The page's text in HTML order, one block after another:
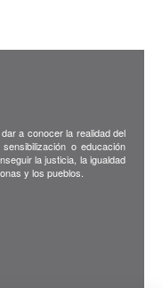
a conocer la realidad del
o educación
la justicia, la igualdad
y los pueblos.